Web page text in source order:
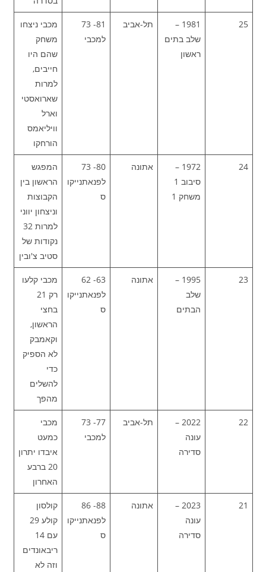
25
1981 –
שלב בתים
ראשון
תל-אביב
81- 73
למכבי
מכבי ניצחו
משחק
שהם היו
חייבים,
למרות
שארואסטי
וארל
וויליאמס
הורחקו
24
1972 –
סיבוב 1
משחק 1
אתונה
80- 73
לפנאתנייקו
ס
המפגש
הראשון בין
הקבוצות
וניצחון יווני
למרות 32
נקודות של
סטיב צ'ובין
23
1995 –
שלב
הבתים
אתונה
63- 62
לפנאתנייקו
ס
מכבי קלעו
רק 21
בחצי
הראשון,
וקאמבק
לא הספיק
כדי
להשלים
מהפך
22
2022 –
עונה
סדירה
תל-אביב
77- 73
למכבי
מכבי
כמעט
איבדו יתרון
20 ברבע
האחרון
21
2023 –
עונה
סדירה
אתונה
88- 86
לפנאתנייקו
ס
קולסון
קולע 29
עם 14
ריבאונדים
וזה לא